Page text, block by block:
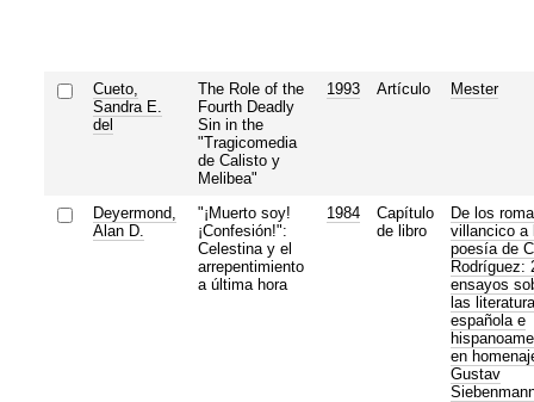
Cueto,
Sandra E.
del
The Role of the
Fourth Deadly
Sin in the
"Tragicomedia
de Calisto y
Melibea"
1993 Artículo Mester
Deyermond,
Alan D.
"¡Muerto soy!
¡Confesión!":
Celestina y el
arrepentimiento
a última hora
1984
Capítulo
de libro
De los
villancico a
poesía de
Rodríguez:
ensayos
las
española e
en
Gustav